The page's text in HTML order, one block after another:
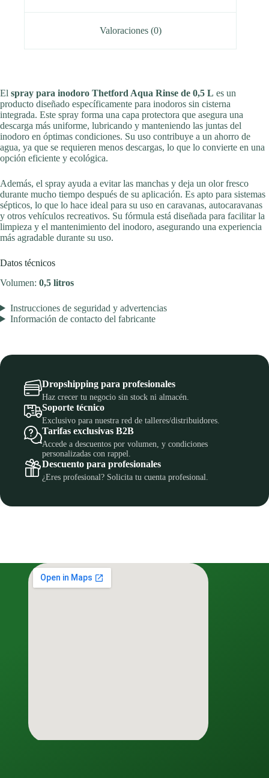
Valoraciones (0)
El spray para inodoro Thetford Aqua Rinse de 0,5 L es un
producto diseñado específicamente para inodoros sin cisterna
integrada. Este spray forma una capa protectora que asegura una
descarga más uniforme, lubricando y manteniendo las juntas del
inodoro en óptimas condiciones. Su uso contribuye a un ahorro de
agua, ya que se requieren menos descargas, lo que lo convierte en una
opción eficiente y ecológica.
Además, el spray ayuda a evitar las manchas y deja un olor fresco
durante mucho tiempo después de su aplicación. Es apto para sistemas
sépticos, lo que lo hace ideal para su uso en caravanas, autocaravanas
y otros vehículos recreativos. Su fórmula está diseñada para facilitar la
limpieza y el mantenimiento del inodoro, asegurando una experiencia
más agradable durante su uso.
Datos técnicos
Volumen: 0,5 litros
Instrucciones de seguridad y advertencias
Información de contacto del fabricante
Dropshipping para profesionales
Haz crecer tu negocio sin stock ni almacén.
Soporte técnico
Exclusivo para nuestra red de talleres/distribuidores.
Tarifas exclusivas B2B
Accede a descuentos por volumen, y condiciones
personalizadas con rappel.
Descuento para profesionales
¿Eres profesional? Solicita tu cuenta profesional.